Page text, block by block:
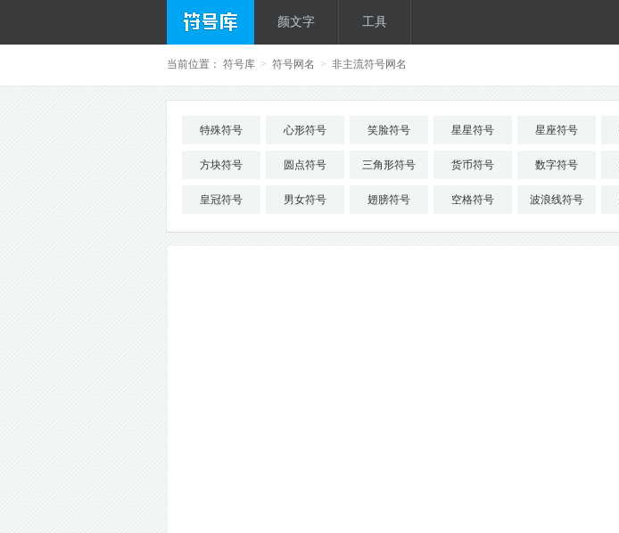
颜文字 工具
当前位置： 符号库 > 符号网名 > 非主流符号网名
特殊符号 心形符号 笑脸符号 星星符号 星座符号
方块符号 圆点符号 三角形符号 货币符号 数字符号
皇冠符号 男女符号 翅膀符号 空格符号 波浪线符号